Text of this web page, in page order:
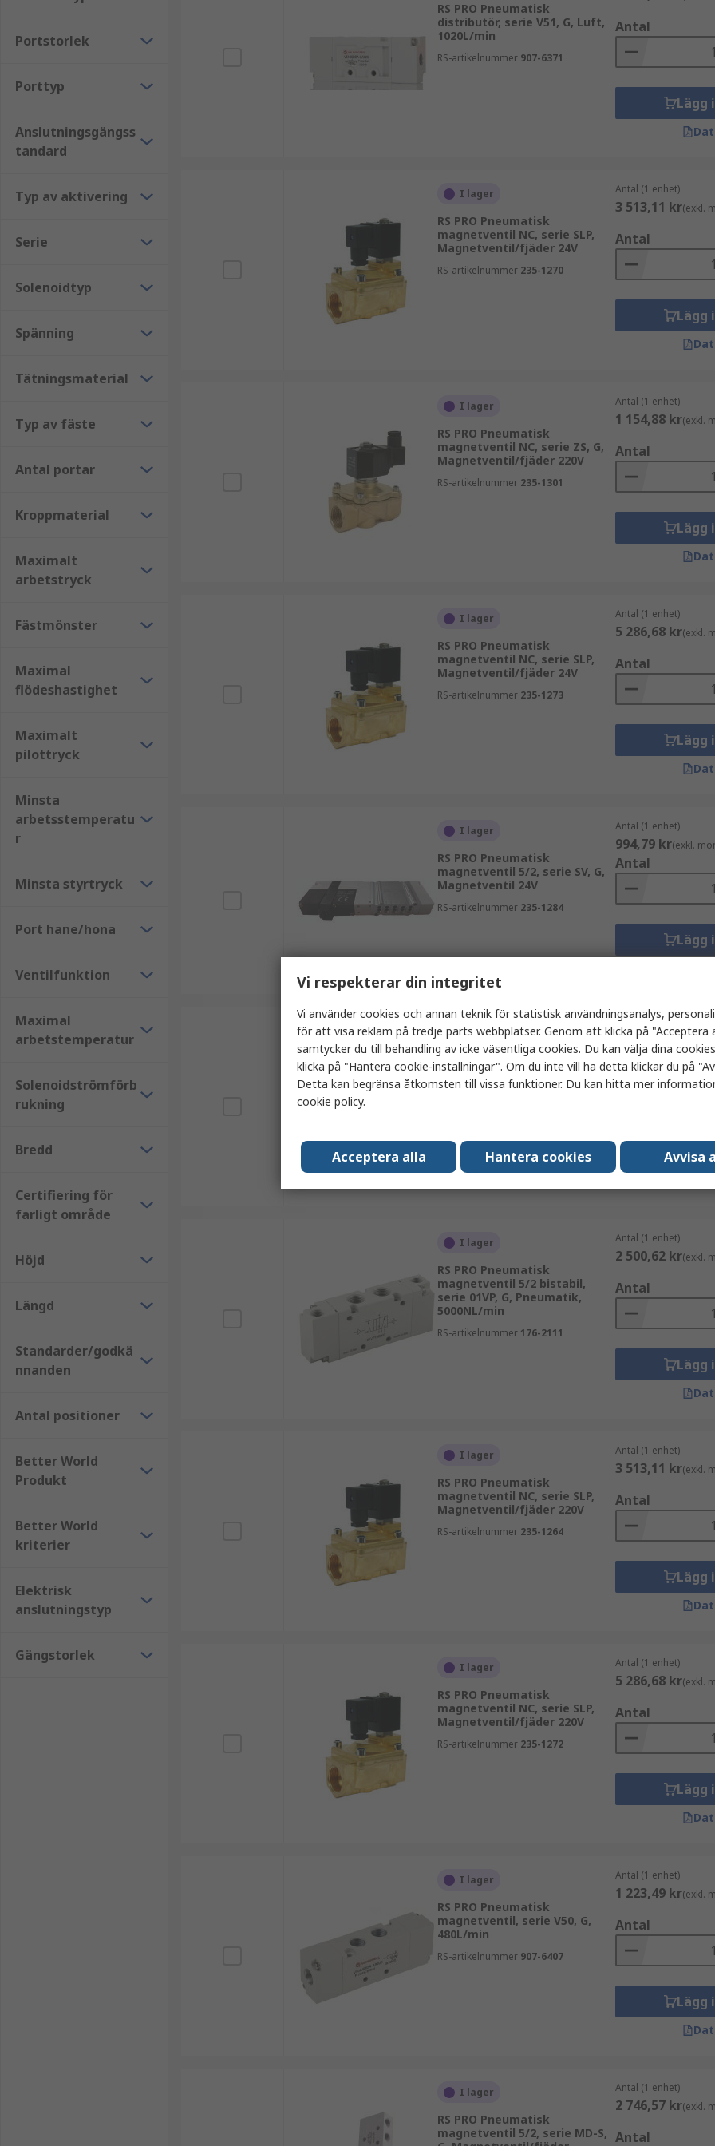
Våra pneumatiska ventiler finns i ett brett utbud av konfigurationer, tryckområden, portstorlekar,
för att passa alla dina industriella automations- och pneumatiska behov.
Portstorlek
Porttyp
Anslutningsgängss
tandard
Typ av aktivering
Serie
Solenoidtyp
Spänning
Tätningsmaterial
Typ av fäste
Antal portar
Kroppmaterial
Maximalt
arbetstryck
Fästmönster
Maximal
flödeshastighet
Maximalt
pilottryck
Minsta
arbetsstemperatu
r
Minsta styrtryck
Port hane/hona
Ventilfunktion
Maximal
arbetstemperatur
Solenoidströmförb
rukning
Bredd
Certifiering för
farligt område
Höjd
Längd
Standarder/godkä
nnanden
Antal positioner
Better World
Produkt
Better World
kriterier
Elektrisk
anslutningstyp
Gängstorlek
RS PRO Pneumatisk
distributör, serie V51, G, Luft,
1020L/min
RS-artikelnummer 907-6371
Antal
Lägg
I lager
RS PRO Pneumatisk
magnetventil NC, serie SLP,
Magnetventil/fjäder 24V
RS-artikelnummer 235-1270
Antal (1 enhet)
3 513,11 kr(exkl.
Antal
Lägg
I lager
RS PRO Pneumatisk
magnetventil NC, serie ZS, G,
Magnetventil/fjäder 220V
RS-artikelnummer 235-1301
Antal (1 enhet)
1 154,88 kr(exkl.
Antal
Lägg
I lager
RS PRO Pneumatisk
magnetventil NC, serie SLP,
Magnetventil/fjäder 24V
RS-artikelnummer 235-1273
Antal (1 enhet)
5 286,68 kr(exkl.
Antal
Lägg
I lager
RS PRO Pneumatisk
magnetventil 5/2, serie SV, G,
Magnetventil 24V
RS-artikelnummer 235-1284
Antal (1 enhet)
994,79 kr(exkl.
Antal
Lägg
I lager
RS PRO Pneumatisk
magnetventil NO, serie SLP,
Magnetventil/fjäder 220V
Antal (1 enhet)
6 016,88 kr(exkl.
Antal
Lägg
I lager
RS PRO Pneumatisk
magnetventil 5/2 bistabil,
serie 01VP, G, Pneumatik,
5000NL/min
RS-artikelnummer 176-2111
Antal (1 enhet)
2 500,62 kr(exkl.
Antal
Lägg
I lager
RS PRO Pneumatisk
magnetventil NC, serie SLP,
Magnetventil/fjäder 220V
RS-artikelnummer 235-1264
Antal (1 enhet)
3 513,11 kr(exkl.
Antal
Lägg
I lager
RS PRO Pneumatisk
magnetventil NC, serie SLP,
Magnetventil/fjäder 220V
RS-artikelnummer 235-1272
Antal (1 enhet)
5 286,68 kr(exkl.
Antal
Lägg
I lager
RS PRO Pneumatisk
magnetventil, serie V50, G,
480L/min
RS-artikelnummer 907-6407
Antal (1 enhet)
1 223,49 kr(exkl.
Antal
Lägg
I lager
RS PRO Pneumatisk
magnetventil 5/2, serie MD-S,
Antal (1 enhet)
2 746,57 kr(exkl.
Antal
Vi respekterar din integritet
Vi använder cookies och annan teknik för statistisk användningsanalys,
för att visa reklam på tredje parts webbplatser. Genom att klicka på "Acceptera
samtycker du till behandling av icke väsentliga cookies. Du kan välja dina
klicka på "Hantera cookie-inställningar". Om du inte vill ha detta klickar du på
Detta kan begränsa åtkomsten till vissa funktioner. Du kan hitta mer
cookie policy.
Acceptera alla Hantera cookies Avvisa